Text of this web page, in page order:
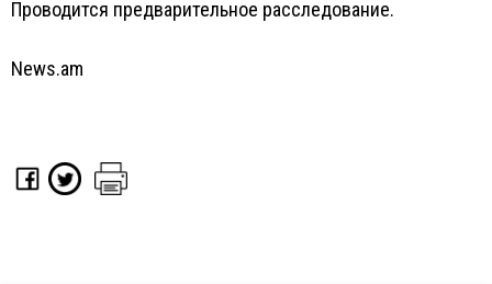
Проводится предварительное расследование.
News.am